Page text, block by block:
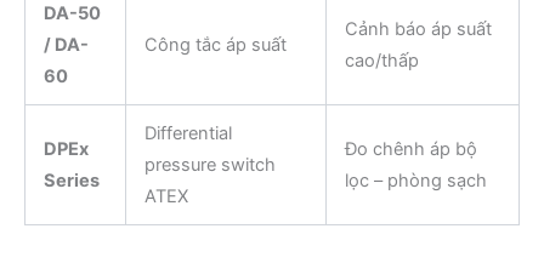
DA-50
/ DA-
60
Công tắc áp suất
Cảnh báo áp suất
cao/thấp
DPEx
Series
Differential
pressure switch
ATEX
Đo chênh áp bộ
lọc – phòng sạch